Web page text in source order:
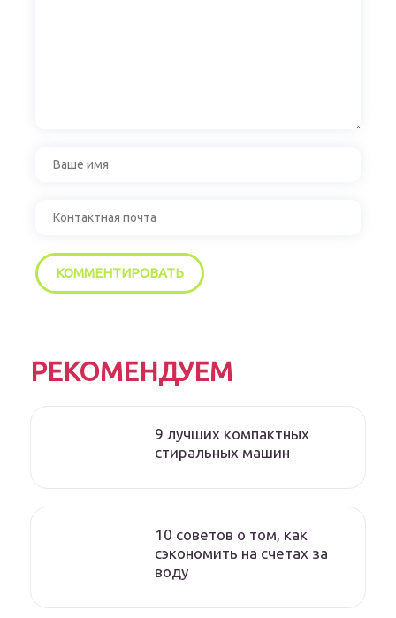
РЕКОМЕНДУЕМ
9 лучших компактных
стиральных машин
10 советов о том, как
сэкономить на счетах за
воду